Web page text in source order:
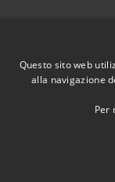
Questo sito web
alla navigazione
Per